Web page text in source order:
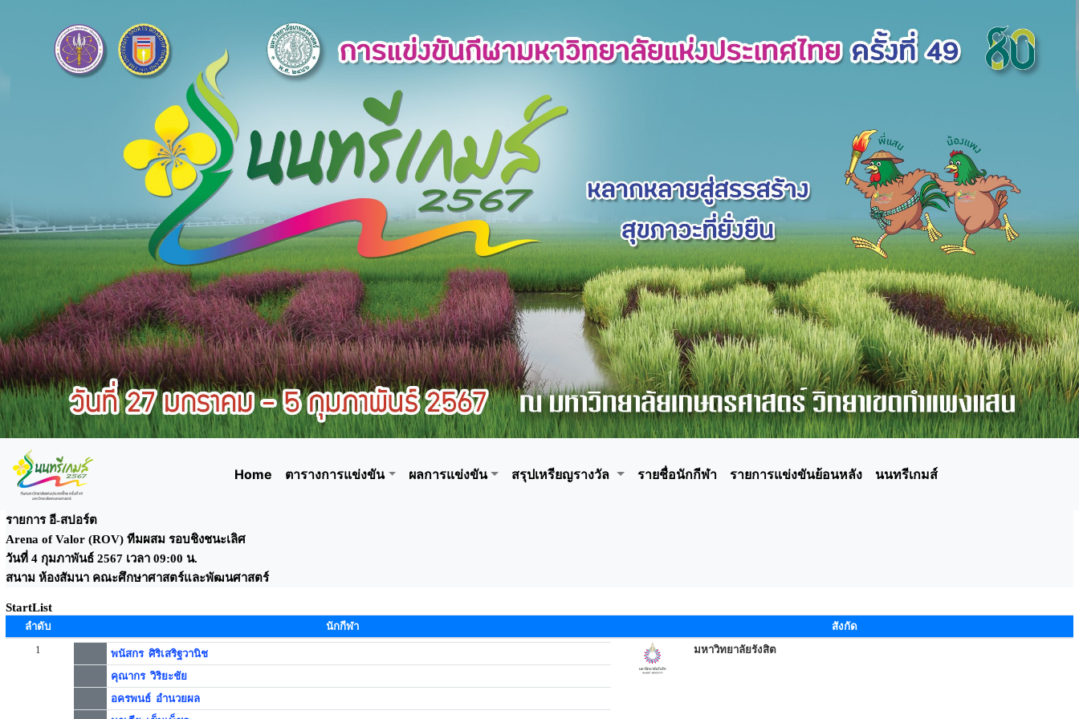
Home ตารางการแข่งขัน ผลการแข่งขัน สรุปเหรียญรางวัล รายชื่อนักกีฬา รายการแข่งขันย้อนหลัง นนทรีเกมส์
รายการ อี-สปอร์ต
Arena of Valor (ROV) ทีมผสม รอบชิงชนะเลิศ
วันที่ 4 กุมภาพันธ์ 2567 เวลา 09:00 น.
สนาม ห้องสัมนา คณะศึกษาศาสตร์และพัฒนศาสตร์
StartList
ลำดับ นักกีฬา
สังกัด
1
พนัสกร ศิริเสริฐวานิช
คุณากร วิริยะชัย
อครพนธ์ อำนวยผล
มหาวิทยาลัยรังสิต